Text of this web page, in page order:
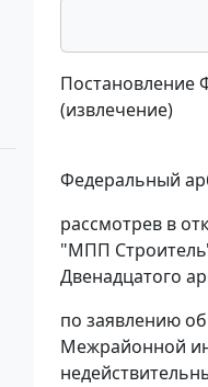
Постановление
(извлечение)
Федеральный
рассмотрев в
"МПП
Двенадцатого
по заявлению
Межрайонной